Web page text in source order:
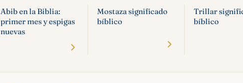
Abib en la Biblia:
primer mes y espigas
nuevas
Mostaza significado
bíblico
Trillar
bíblico